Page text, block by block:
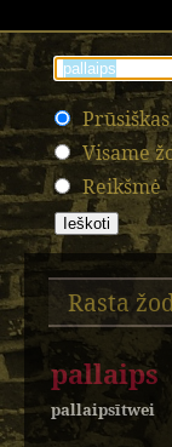
Visame
Reikšmė
Rasta
pallaips
pallaipsītwei